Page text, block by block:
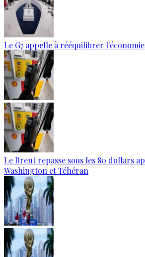
Le G7 appelle à rééquilibrer
Le Brent repasse sous les 80 dollars
Washington et Téhéran